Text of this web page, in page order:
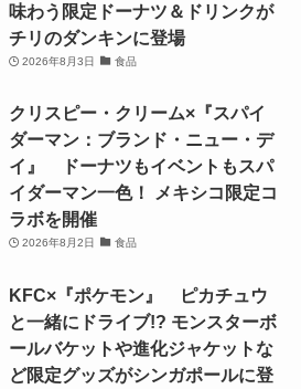
味わう限定ドーナツ＆ドリンクが
チリのダンキンに登場
2026年8月3日 食品
クリスピー・クリーム×『スパイ
ダーマン：ブランド・ニュー・デ
イ』 ドーナツもイベントもスパ
イダーマン一色！ メキシコ限定コ
ラボを開催
2026年8月2日 食品
KFC×『ポケモン』 ピカチュウ
と一緒にドライブ!? モンスターボ
ールバケットや進化ジャケットな
ど限定グッズがシンガポールに登